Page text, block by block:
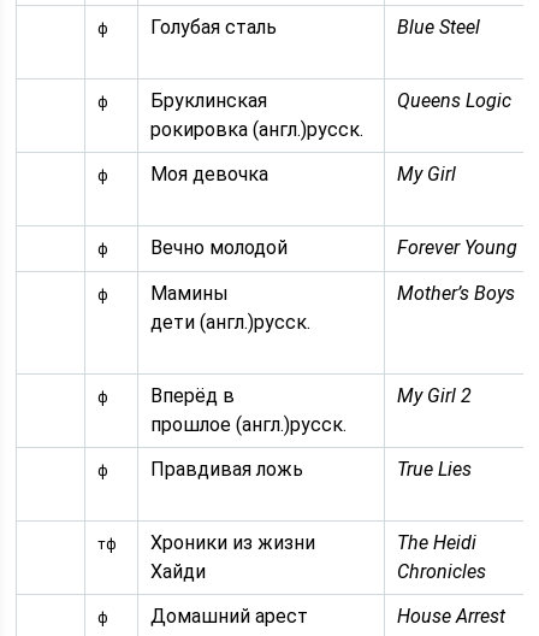
ф Голубая сталь Blue Steel
ф
Бруклинская
рокировка (англ.)русск.
Queens Logic
ф Моя девочка My Girl
ф Вечно молодой Forever Young
ф
Мамины
дети (англ.)русск.
Mother’s Boys
ф
Вперёд в
прошлое (англ.)русск.
My Girl 2
ф Правдивая ложь True Lies
тф
Хроники из жизни
Хайди
The Heidi
Chronicles
ф Домашний арест House Arrest